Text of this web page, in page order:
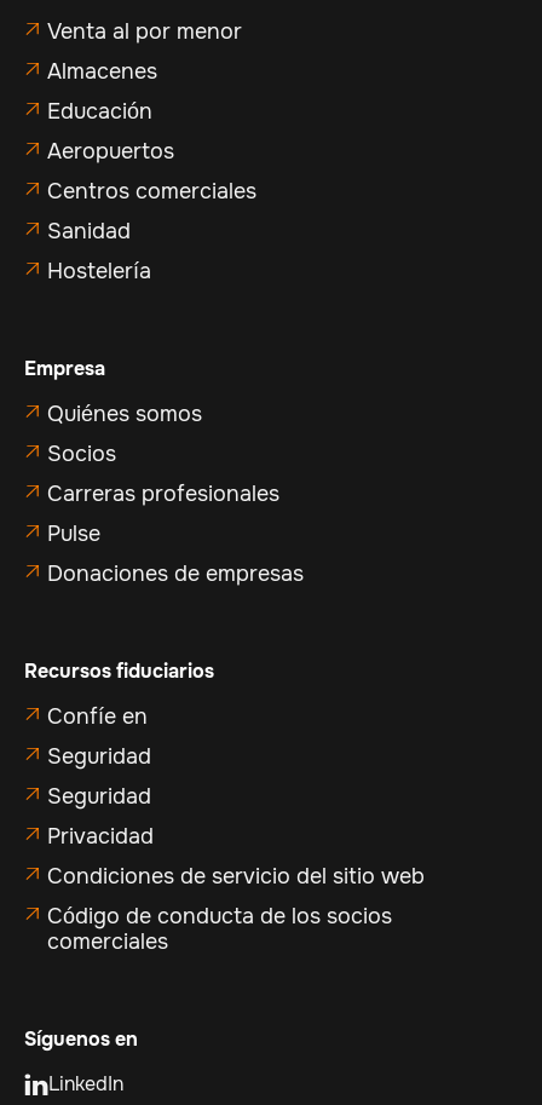
 Venta al por menor
 Almacenes
 Educación
 Aeropuertos
 Centros comerciales
 Sanidad
 Hostelería
Empresa
 Quiénes somos
 Socios
 Carreras profesionales
 Pulse
 Donaciones de empresas
Recursos fiduciarios
 Confíe en
 Seguridad
 Seguridad
 Privacidad
 Condiciones de servicio del sitio web
 Código de conducta de los socios
comerciales
Síguenos en
LinkedIn